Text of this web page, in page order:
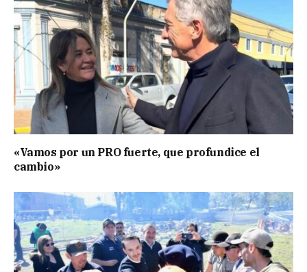
«Vamos por un PRO fuerte, que profundice el
cambio»